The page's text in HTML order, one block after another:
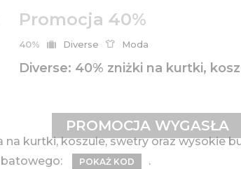
Promocja 40%
40% Diverse Moda
Diverse: 40% zniżki na kurtki,
na kurtki, koszule, swetry oraz wysokie
POKAŻ KOD
.
PROMOCJA WYGASŁA